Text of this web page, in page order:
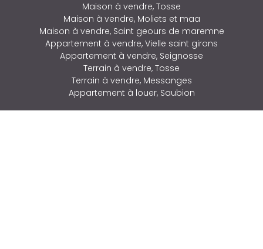
Maison à vendre, Tosse
Maison à vendre, Moliets et maa
Maison à vendre, Saint geours de maremne
Appartement à vendre, Vielle saint girons
Appartement à vendre, Seignosse
Terrain à vendre, Tosse
Terrain à vendre, Messanges
Appartement à louer, Saubion